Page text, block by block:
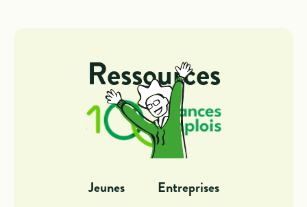
Ressources
Jeunes
Entreprises